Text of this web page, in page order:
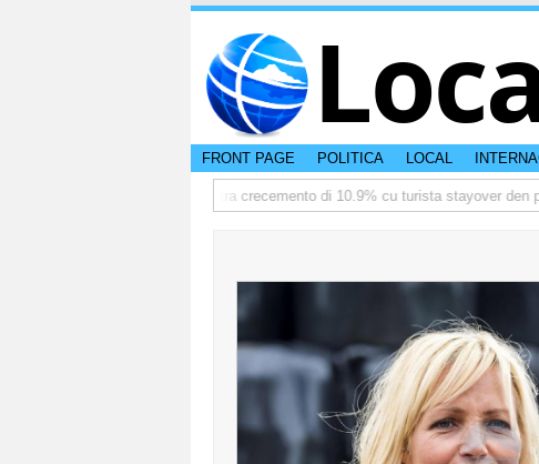
FRONT PAGE POLITICA LOCAL
TTW:Aruba ta registra crecemento di 10.9% cu turista stayover den